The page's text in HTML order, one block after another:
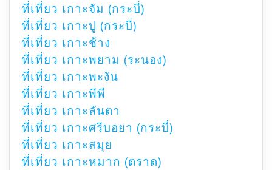
ที่เที่ยว เกาะจัม (กระบี่)
ที่เที่ยว เกาะปู (กระบี่)
ที่เที่ยว เกาะช้าง
ที่เที่ยว เกาะพยาม (ระนอง)
ที่เที่ยว เกาะพะงัน
ที่เที่ยว เกาะพีพี
ที่เที่ยว เกาะลันตา
ที่เที่ยว เกาะศรีบอยา (กระบี่)
ที่เที่ยว เกาะสมุย
ที่เที่ยว เกาะหมาก (ตราด)